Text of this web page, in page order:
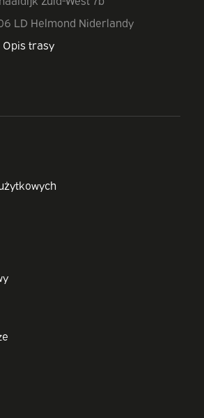
LD Helmond Niderlandy
Opis trasy